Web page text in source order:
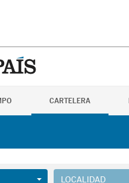
CARTELERA
LOCALIDAD